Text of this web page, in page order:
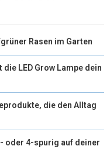
Rasen im Garten
LED Grow Lampe dein
die den Alltag
oder 4-spurig auf deiner